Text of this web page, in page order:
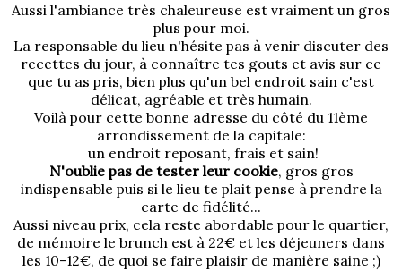
Aussi l'ambiance très chaleureuse est vraiment un gros
plus pour moi.
La responsable du lieu n'hésite pas à venir discuter des
recettes du jour, à connaître tes gouts et avis sur ce
que tu as pris, bien plus qu'un bel endroit sain c'est
délicat, agréable et très humain.
Voilà pour cette bonne adresse du côté du 11ème
arrondissement de la capitale:
un endroit reposant, frais et sain!
N'oublie pas de tester leur cookie, gros gros
indispensable puis si le lieu te plait pense à prendre la
carte de fidélité...
Aussi niveau prix, cela reste abordable pour le quartier,
de mémoire le brunch est à 22€ et les déjeuners dans
les 10-12€, de quoi se faire plaisir de manière saine ;)